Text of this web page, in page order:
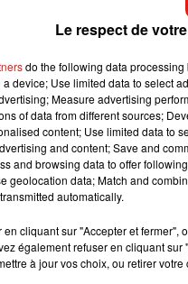
où roulaient des
l'a rapporté le service
montrent l'avion
qui a fait le
on a road in Minnesota, US
très expérimenté dans le
ça ait été lui"
, a pour sa
Le respect de
do the following data
device; Use limited data to select
Measure advertising
of data from different sources;
content; Use limited data to
and content; Save and
and browsing data to offer
geolocation data; Match and
automatically.
en cliquant sur "Accepter et
également refuser en cliquant
à jour vos choix, ou retirer